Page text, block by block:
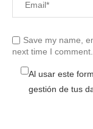
Save my name,
next time I comment.
Al usar este
gestión de tus